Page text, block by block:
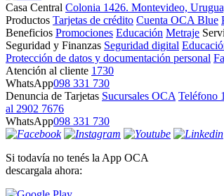
Casa Central Colonia 1426. Montevideo,
Productos Tarjetas de crédito Cuenta OCA Blue
Beneficios Promociones Educación Metraje
Seguridad y Finanzas Seguridad digital
Protección de datos y documentación personal
Atención al cliente 1730
WhatsApp098 331 730
Denuncia de Tarjetas Sucursales OCA Teléfono
al 2902 7676
WhatsApp098 331 730
Si todavía no tenés la App OCA
descargala ahora: